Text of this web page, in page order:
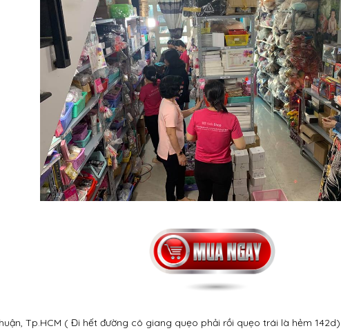
Tp.HCM ( Đi hết đường cô giang quẹo phải rồi quẹo trái là hẻm 142d)